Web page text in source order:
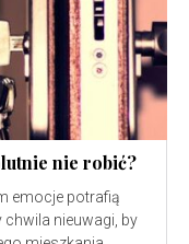
nie robić?
emocje potrafią
nieuwagi, by